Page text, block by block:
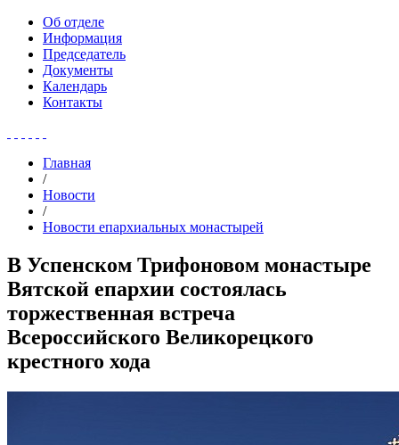
Об отделе
Информация
Председатель
Документы
Календарь
Контакты
Главная
/
Новости
/
Новости епархиальных монастырей
В Успенском Трифоновом монастыре
Вятской епархии состоялась
торжественная встреча
Всероссийского Великорецкого
крестного хода